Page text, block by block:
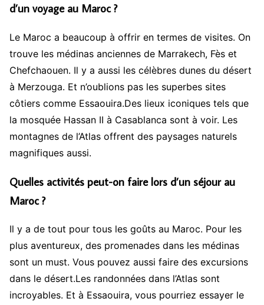
d’un voyage au Maroc ?
Le Maroc a beaucoup à offrir en termes de visites. On
trouve les médinas anciennes de Marrakech, Fès et
Chefchaouen. Il y a aussi les célèbres dunes du désert
à Merzouga. Et n’oublions pas les superbes sites
côtiers comme Essaouira.Des lieux iconiques tels que
la mosquée Hassan II à Casablanca sont à voir. Les
montagnes de l’Atlas offrent des paysages naturels
magnifiques aussi.
Quelles activités peut-on faire lors d’un séjour au
Maroc ?
Il y a de tout pour tous les goûts au Maroc. Pour les
plus aventureux, des promenades dans les médinas
sont un must. Vous pouvez aussi faire des excursions
dans le désert.Les randonnées dans l’Atlas sont
incroyables. Et à Essaouira, vous pourriez essayer le